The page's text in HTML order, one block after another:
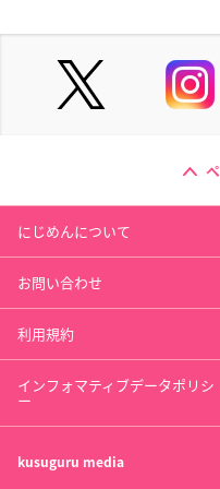
にじめんについて
お問い合わせ
利用規約
インフォマティブデータポリシ
ー
kusuguru media